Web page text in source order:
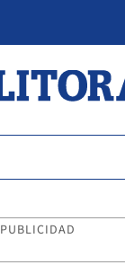
PUBLICIDAD